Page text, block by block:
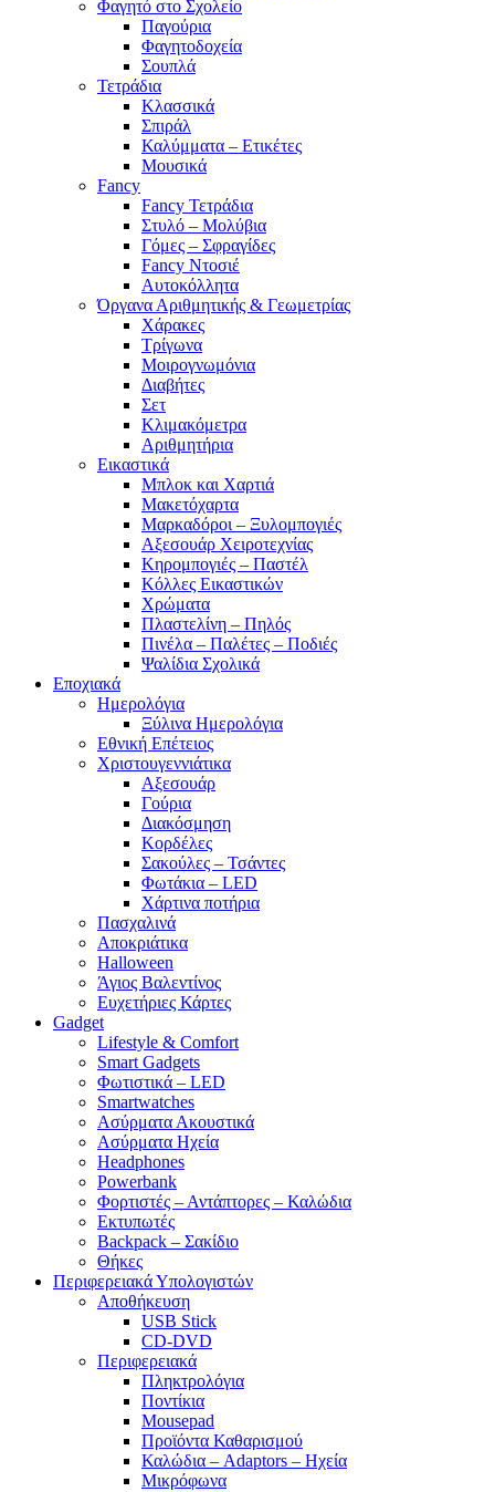
Φαγητό στο Σχολείο
Παγούρια
Φαγητοδοχεία
Σουπλά
Τετράδια
Κλασσικά
Σπιράλ
Καλύμματα – Ετικέτες
Μουσικά
Fancy
Fancy Τετράδια
Στυλό – Μολύβια
Γόμες – Σφραγίδες
Fancy Ντοσιέ
Αυτοκόλλητα
Όργανα Αριθμητικής & Γεωμετρίας
Χάρακες
Τρίγωνα
Mοιρογνωμόνια
Διαβήτες
Σετ
Κλιμακόμετρα
Αριθμητήρια
Εικαστικά
Μπλοκ και Χαρτιά
Μακετόχαρτα
Μαρκαδόροι – Ξυλομπογιές
Αξεσουάρ Χειροτεχνίας
Κηρομπογιές – Παστέλ
Κόλλες Εικαστικών
Χρώματα
Πλαστελίνη – Πηλός
Πινέλα – Παλέτες – Ποδιές
Ψαλίδια Σχολικά
Εποχιακά
Ημερολόγια
Ξύλινα Ημερολόγια
Εθνική Επέτειος
Χριστουγεννιάτικα
Αξεσουάρ
Γούρια
Διακόσμηση
Κορδέλες
Σακούλες – Τσάντες
Φωτάκια – LED
Χάρτινα ποτήρια
Πασχαλινά
Αποκριάτικα
Halloween
Άγιος Βαλεντίνος
Ευχετήριες Κάρτες
Gadget
Lifestyle & Comfort
Smart Gadgets
Φωτιστικά – LED
Smartwatches
Ασύρματα Ακουστικά
Ασύρματα Ηχεία
Headphones
Powerbank
Φορτιστές – Αντάπτορες – Καλώδια
Εκτυπωτές
Backpack – Σακίδιο
Θήκες
Περιφερειακά Υπολογιστών
Αποθήκευση
USB Stick
CD-DVD
Περιφερειακά
Πληκτρολόγια
Ποντίκια
Mousepad
Προϊόντα Καθαρισμού
Καλώδια – Adaptors – Ηχεία
Μικρόφωνα